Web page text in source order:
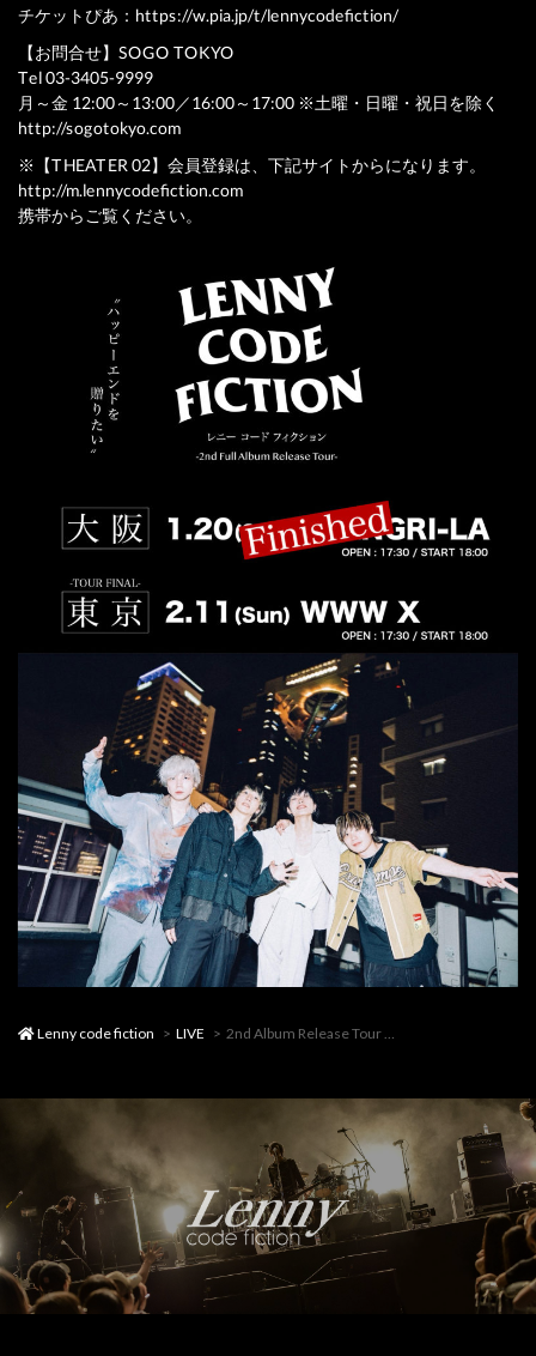
チケットぴあ： https://w.pia.jp/t/lennycodefiction/
【お問合せ】SOGO TOKYO
Tel 03-3405-9999
月～金 12:00～13:00／16:00～17:00 ※土曜・日曜・祝日を除く
http://sogotokyo.com
※【THEATER 02】会員登録は、下記サイトからになります。
http://m.lennycodefiction.com
携帯からご覧ください。
Lenny code fiction LIVE 2nd Album Release Tour 『ハッピーエンドを贈りたい』-東京 FINAL-